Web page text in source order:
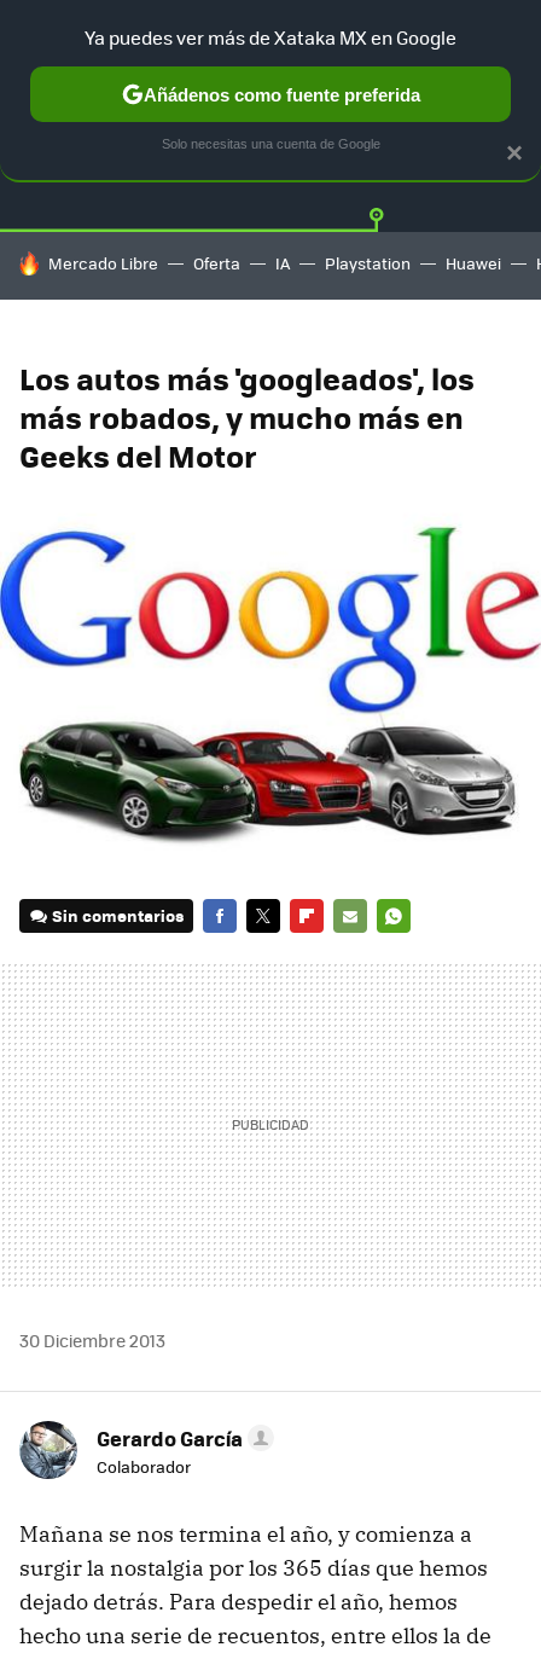
TESLA UBER AUTO ELECTRICO Twitter
HOY SE HABLA DE
Mercado Libre Oferta IA Playstation Huawei
Los autos más 'googleados', los
más robados, y mucho más en
Geeks del Motor
Sin comentarios
MAIL
30 Diciembre 2013
Gerardo García
Colaborador
Mañana se nos termina el año, y comienza a
surgir la nostalgia por los 365 días que hemos
dejado detrás. Para despedir el año, hemos
hecho una serie de recuentos, entre ellos la de
×
Ya puedes ver más de Xataka MX en Google
Añádenos como fuente preferida
Solo necesitas una cuenta de Google